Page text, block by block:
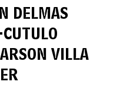
DELMAS
VILLA